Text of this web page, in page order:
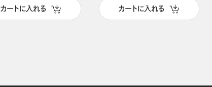
カートに入れる カートに入れる